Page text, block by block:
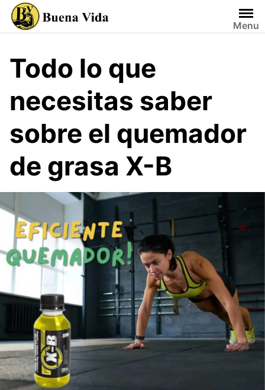
Saltar
contenido
Menu
Todo lo que
necesitas saber
sobre el quemador
de grasa X-B